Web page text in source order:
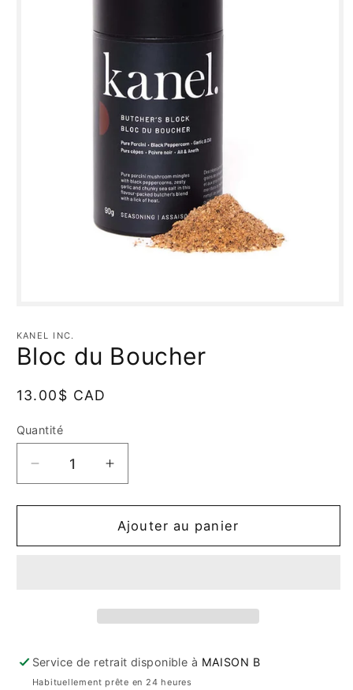
média
1
dans
une
modale
KANEL INC.
Bloc du Boucher
Prix
13.00$ CAD
Quantité
Quantité
Réduire
la
quantité
Bloc
Augmenter
la
quantité
de
Bloc
Ajouter au panier
Service de retrait disponible à MAISON B
Habituellement prête en 24 heures